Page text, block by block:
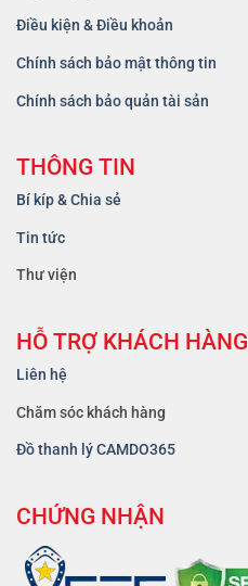
Điều kiện & Điều khoản
Chính sách bảo mật thông tin
Chính sách bảo quản tài sản
THÔNG TIN
Bí kíp & Chia sẻ
Tin tức
Thư viện
HỖ TRỢ KHÁCH HÀNG
Liên hệ
Chăm sóc khách hàng
Đồ thanh lý CAMDO365
CHỨNG NHẬN